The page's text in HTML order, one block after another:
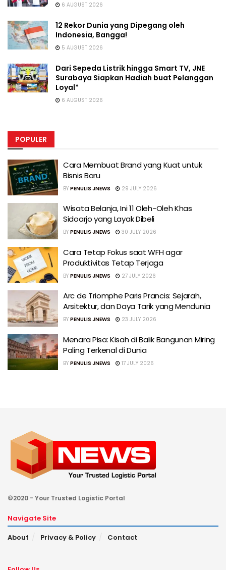
6 AUGUST 2026
12 Rekor Dunia yang Dipegang oleh
Indonesia, Bangga!
5 AUGUST 2026
Dari Sepeda Listrik hingga Smart TV, JNE
Surabaya Siapkan Hadiah buat Pelanggan
Loyal*
6 AUGUST 2026
POPULER
Cara Membuat Brand yang Kuat untuk
Bisnis Baru
BY PENULIS JNEWS 29 JULY 2026
Wisata Belanja, Ini 11 Oleh-Oleh Khas
Sidoarjo yang Layak Dibeli
BY PENULIS JNEWS 30 JULY 2026
Cara Tetap Fokus saat WFH agar
Produktivitas Tetap Terjaga
BY PENULIS JNEWS 27 JULY 2026
Arc de Triomphe Paris Prancis: Sejarah,
Arsitektur, dan Daya Tarik yang Mendunia
BY PENULIS JNEWS 23 JULY 2026
Menara Pisa: Kisah di Balik Bangunan Miring
Paling Terkenal di Dunia
BY PENULIS JNEWS 17 JULY 2026
©2020 - Your Trusted Logistic Portal
Navigate Site
About
Privacy & Policy Contact